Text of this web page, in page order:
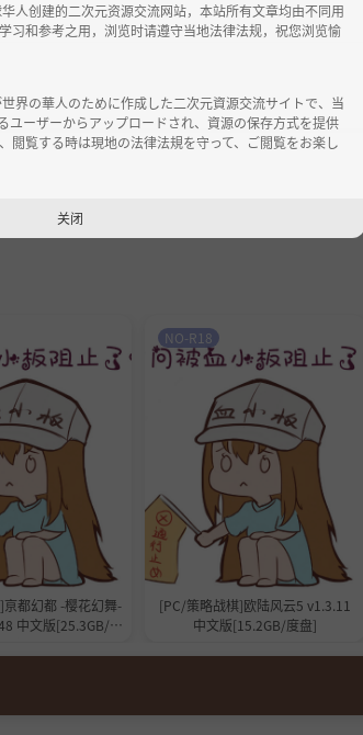
都幻都 -樱花幻舞-
中文版[25.3GB/度
[PC/策略战棋]欧陆风云5 v1.3.11
中文版[15.2GB/度盘]
NO-R18
人创建的二次元资源交流网站，本站所有文章均由不同用
习和参考之用，浏览时请遵守当地法律法规，祝您浏览愉
界の華人のために作成した二次元資源交流サイトで、当
ユーザーからアップロードされ、資源の保存方式を提供
閲覧する時は現地の法律法規を守って、ご閲覧をお楽し
关闭